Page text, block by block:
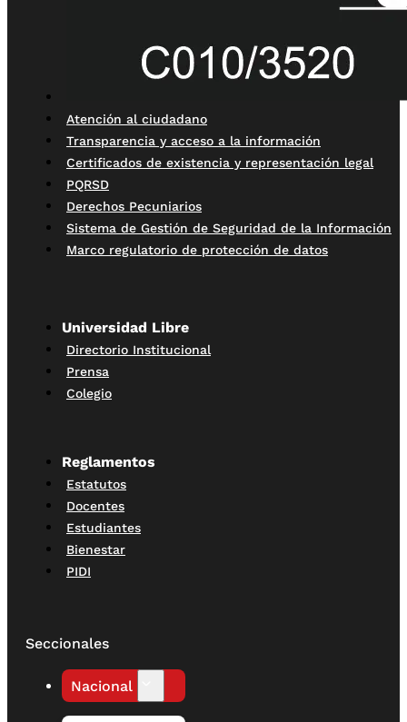
Atención al ciudadano
Transparencia y acceso a la información
Certificados de existencia y representación legal
PQRSD
Derechos Pecuniarios
Sistema de Gestión de Seguridad de la Información
Marco regulatorio de protección de datos
Universidad Libre
Directorio Institucional
Prensa
Colegio
Reglamentos
Estatutos
Docentes
Estudiantes
Bienestar
PIDI
Seccionales
Nacional